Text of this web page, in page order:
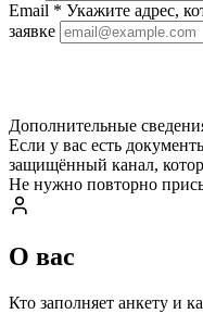
Email * Укажите адрес,
заявке
Дополнительные
Если у вас есть
защищённый канал,
Не нужно повторно
О вас
Кто заполняет анкету и